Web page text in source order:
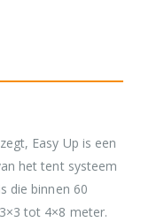
Easy Up is een
het tent systeem
die binnen 60
tot 4×8 meter.